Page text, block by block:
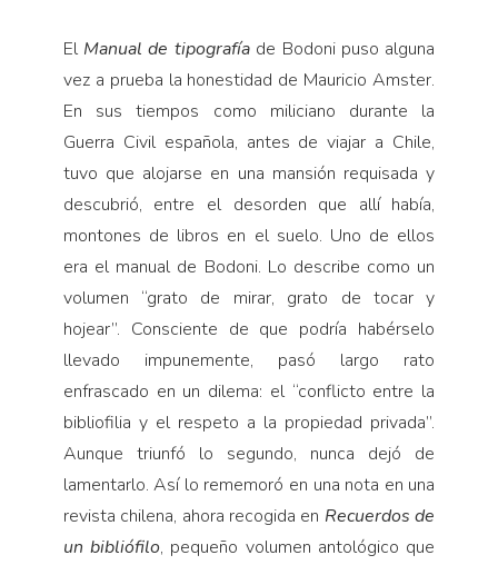
El Manual de tipografíade Bodoni puso alguna
vez a prueba la honestidad de Mauricio Amster.
En sus tiempos como miliciano durante la
Guerra Civil española, antes de viajar a Chile,
tuvo que alojarse en una mansión requisada y
descubrió, entre el desorden que allí había,
montones de libros en el suelo. Uno de ellos
era el manual de Bodoni. Lo describe como un
volumen “grato de mirar, grato de tocar y
hojear”. Consciente de que podría habérselo
llevado impunemente, pasó largo rato
enfrascado en un dilema: el “conflicto entre la
bibliofilia y el respeto a la propiedad privada”.
Aunque triunfó lo segundo, nunca dejó de
lamentarlo. Así lo rememoró en una nota en una
revista chilena, ahora recogida en Recuerdos de
un bibliófilo, pequeño volumen antológico que